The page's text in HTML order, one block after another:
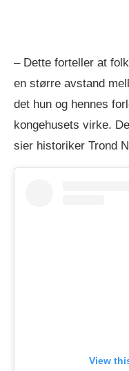
– Dette forteller at
en større avstand
det hun og hennes
kongehusets virke.
sier historiker Trond
View